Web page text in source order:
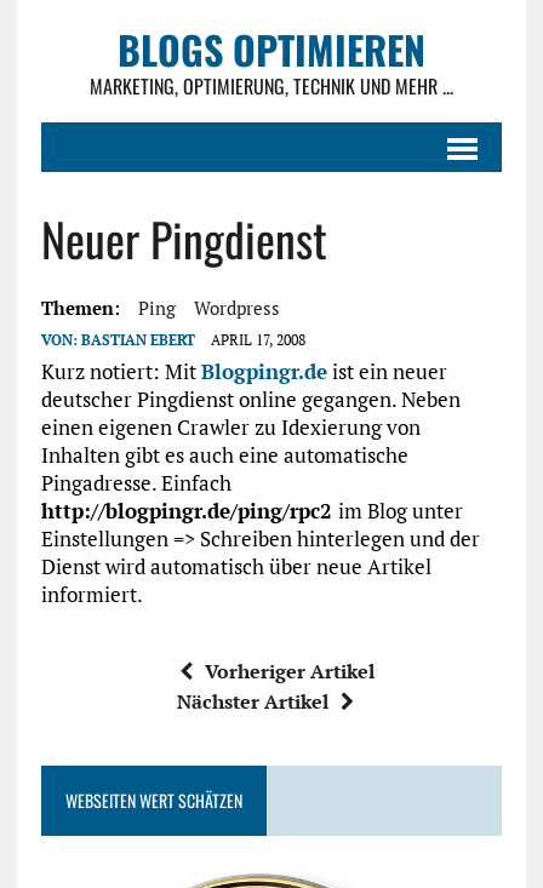
BLOGS OPTIMIEREN
MARKETING, OPTIMIERUNG, TECHNIK UND MEHR ...
Neuer Pingdienst
Themen: Ping Wordpress
VON: BASTIAN EBERT APRIL 17, 2008
Kurz notiert: MitBlogpingr.deist ein neuer
deutscher Pingdienst online gegangen. Neben
einen eigenen Crawler zu Idexierung von
Inhalten gibt es auch eine automatische
Pingadresse. Einfach
http://blogpingr.de/ping/rpc2 im Blog unter
Einstellungen => Schreiben hinterlegen und der
Dienst wird automatisch über neue Artikel
informiert.
Vorheriger Artikel
Nächster Artikel
WEBSEITEN WERT SCHÄTZEN